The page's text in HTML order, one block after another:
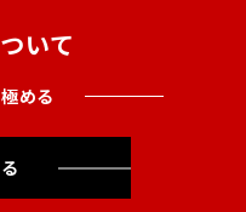
いて
める